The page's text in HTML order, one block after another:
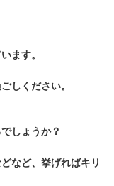
ます。
しください。
しょうか？
など、挙げればキリ